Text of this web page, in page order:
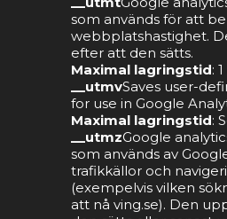
som används för att
webbplatshastighet.
efter att den sätts.
Maximal lagringstid:
__utmvSaves user-
for use in Google
Maximal lagringstid:
__utmzGoogle
som används av
trafikkällor och
(exempelvis vilken
att nå ving.se). Den